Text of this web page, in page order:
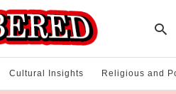
Cultural Insights Religious and